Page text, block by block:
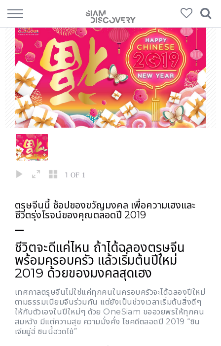
1 OF 1
ตรุษจีนนี้ ช้อปของขวัญมงคล เพื่อความเฮงและ
ชีวิตรุ่งโรจน์ของคุณตลอดปี 2019
ชีวิตจะดีแค่ไหน ถ้าได้ฉลองตรุษจีน
พร้อมครอบครัว แล้วเริ่มต้นปีใหม่
2019 ด้วยของมงคลสุดเฮง
เทศกาลตรุษจีนไม่ใช่แค่ทุกคนในครอบครัวจะได้ฉลองปีใหม่
ตามธรรมเนียมจีนร่วมกัน แต่ยังเป็นช่วงเวลาเริ่มต้นสิ่งดีๆ
ให้กับตัวเองในปีใหม่ๆ ด้วย OneSiam ขออวยพรให้ทุกคน
สมหวัง มีแต่ความสุข ความมั่งคั่ง โชคดีตลอดปี 2019 “ซิน
เจียยู่อี่ ซินนี้ฮวดไช้”